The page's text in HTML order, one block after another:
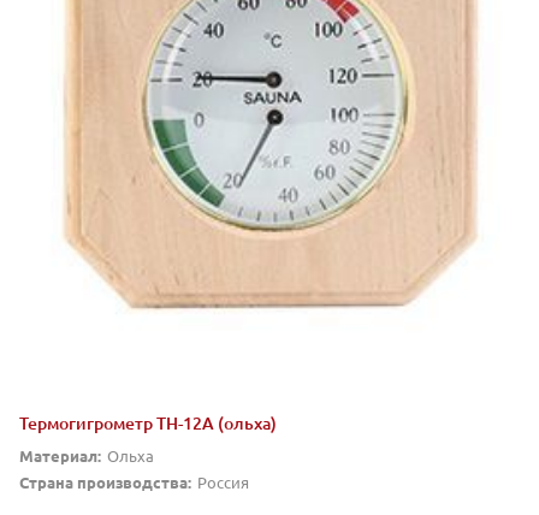
Термогигрометр TH-12A (ольха)
Материал: Ольха
Страна производства: Россия